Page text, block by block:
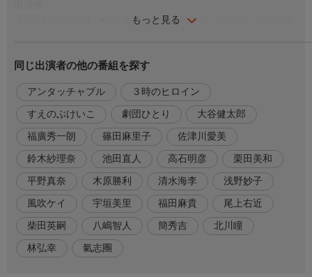
もっと見る
【SAVE MONEY】 ■MC 劇団ひとり ■解答者 八嶋智人 柴田英嗣
【おちたらおわり】 宇垣美里 篠田麻里子 佐津川愛美 風吹ケイ
鈴木紗理奈 ／ 池田直人 清水海李 木原勝利 簡秀吉 ほか
番組内容
参加者全員に手渡される賞金！【日本全国漢字一文字の「市」は
いくつ？】【芥川賞の賞金現在何万円？】誤差を減らして賞金を
守り抜け！マイナス７５万円！全員ピタリ賞？大誤差＆ピタリ賞
連発の問題回!▼24:24〜【おちたらおわり】家に戻った明日海
（宇垣美里）が目撃したのは、夫・航平（池田直人）と親友・朋
代（佐津川愛美）の抱擁だった。崩れる夫婦の信頼。孔美子（篠
田麻里子）は朋代を新たな獲物として…
その他
同じ出演者の他の番組を探す
アンタッチャブル ３時のヒロイン
すえのぶけいこ 劇団ひとり 大谷健太郎
福廣秀一朗 篠田麻里子 佐津川愛美
鈴木紗理奈 池田直人 高石明彦 栗田美和
平野真奈 木原勝利 清水海李 浅野妙子
風吹ケイ 宇垣美里 福田麻貴 尾上右近
柴田英嗣 八嶋智人 簡秀吉 北川瞳
林弘幸 氣志團